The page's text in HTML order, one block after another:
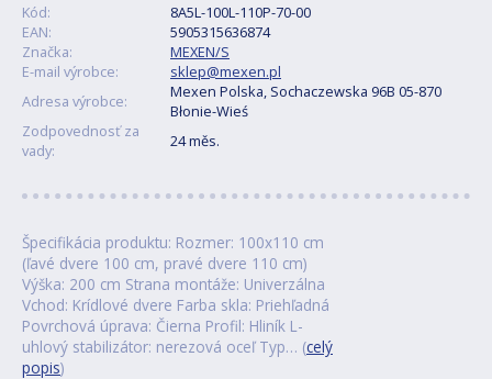
Kód:
8A5L-100L-110P-70-00
EAN:
5905315636874
Značka:
MEXEN/S
E-mail výrobce:
sklep@mexen.pl
Adresa výrobce:
Mexen Polska, Sochaczewska 96B 05-870
Błonie-Wieś
Zodpovednosť za
vady:
24 měs.
Špecifikácia produktu: Rozmer: 100x110 cm
(ľavé dvere 100 cm, pravé dvere 110 cm)
Výška: 200 cm Strana montáže: Univerzálna
Vchod: Krídlové dvere Farba skla: Priehľadná
Povrchová úprava: Čierna Profil: Hliník L-
uhlový stabilizátor: nerezová oceľ Typ… (celý
popis)